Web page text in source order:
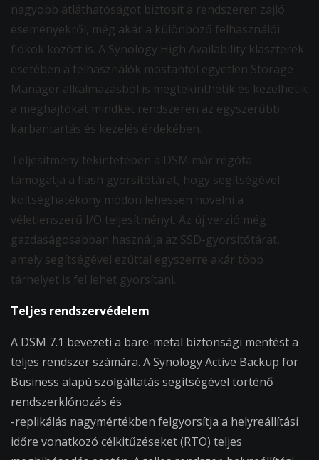
nagyobb átláthatóságot biztosít a rendszeren zajló
eseményekről, még akár a különböző felhasználói
fiókok között is. A Synology High Availability klaszterek
esetében a felhasználók mostantól egyetlen Storage
Manager alkalmazásból is megtekinthetik és kezelhetik
a meghajtókat mindkét rendszeren az egyszerűbb
karbantartás és kezelés érdekében.
Teljesítmény tekintetében a DSM már régóta
támogatja a flash gyorsítótárat, hogy segítségével
költséghatékony módon lehessen növelni a
véletlenszerű I/O teljesítményt. Az új verzió még
gazdaságosabban használja az SSD-gyorsítótárat,
amely segítségével ezúttal egyszerre akár több
tárhelyet is fel lehet gyorsítani.
Teljes rendszervédelem
A DSM 7.1 bevezeti a bare-metal biztonsági mentést a
teljes rendszer számára. A Synology Active Backup for
Business alapú szolgáltatás segítségével történő
rendszerklónozás és
-replikálás nagymértékben felgyorsítja a helyreállítási
időre vonatkozó célkitűzéseket (RTO) teljes